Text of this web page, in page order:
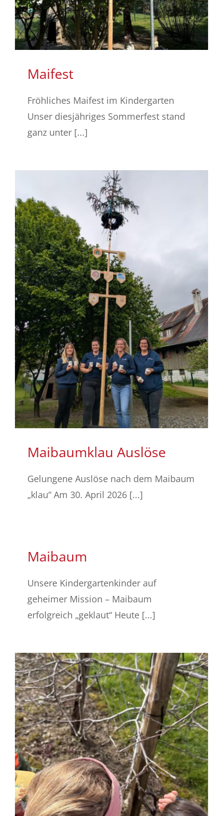
Maifest
Fröhliches Maifest im Kindergarten
Unser diesjähriges Sommerfest stand
ganz unter [...]
Maibaumklau Auslöse
Gelungene Auslöse nach dem Maibaum
„klau“ Am 30. April 2026 [...]
Maibaum
Unsere Kindergartenkinder auf
geheimer Mission – Maibaum
erfolgreich „geklaut“ Heute [...]